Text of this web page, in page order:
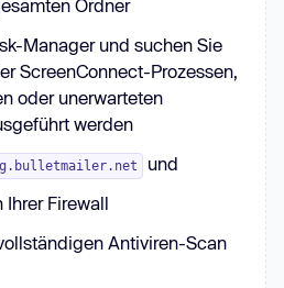
Ordner
Manager und suchen Sie
ScreenConnect-Prozessen,
oder unerwarteten
werden
und
Ihrer Firewall
Antiviren-Scan